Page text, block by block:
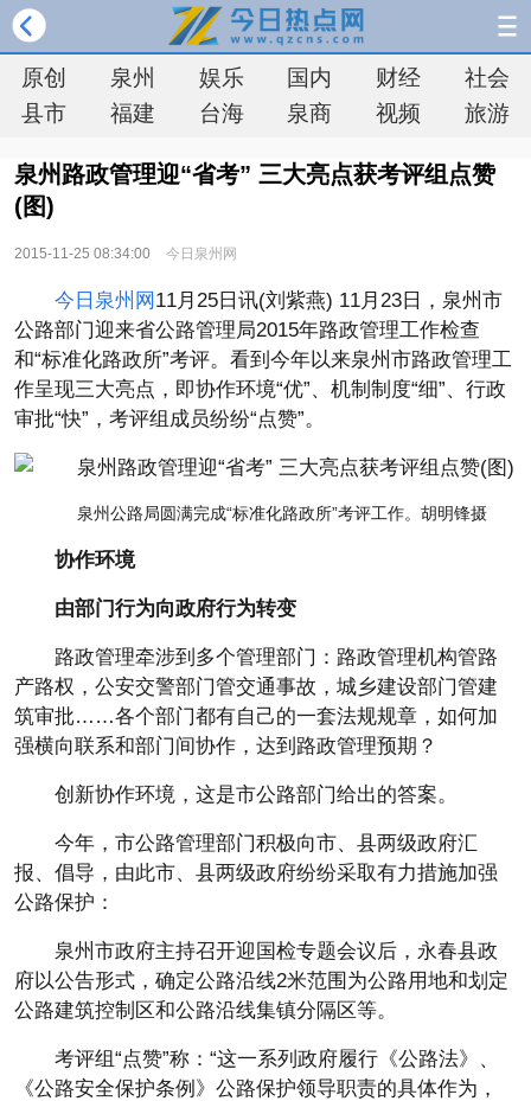
原创 泉州 娱乐 国内 财经
社会
县市
福建 台海 泉商 视频 旅游
泉州路政管理迎“省考” 三大亮点获考评组点赞
(图)
2015-11-25 08:34:00 今日泉州网
今日泉州网 11月25日讯(刘紫燕) 11月23日，泉州市
公路部门迎来省公路管理局2015年路政管理工作检查
和“标准化路政所”考评。看到今年以来泉州市路政管理工
作呈现三大亮点，即协作环境“优”、机制制度“细”、行政
审批“快”，考评组成员纷纷“点赞”。
泉州公路局圆满完成“标准化路政所”考评工作。胡明锋摄
协作环境
由部门行为向政府行为转变
路政管理牵涉到多个管理部门：路政管理机构管路
产路权，公安交警部门管交通事故，城乡建设部门管建
筑审批……各个部门都有自己的一套法规规章，如何加
强横向联系和部门间协作，达到路政管理预期？
创新协作环境，这是市公路部门给出的答案。
今年，市公路管理部门积极向市、县两级政府汇
报、倡导，由此市、县两级政府纷纷采取有力措施加强
公路保护：
泉州市政府主持召开迎国检专题会议后，永春县政
府以公告形式，确定公路沿线2米范围为公路用地和划定
公路建筑控制区和公路沿线集镇分隔区等。
考评组“点赞”称：“这一系列政府履行《公路法》、
《公路安全保护条例》公路保护领导职责的具体作为，